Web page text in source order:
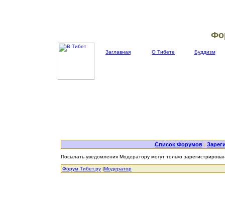
Заглавная О Тибете Буддизм
Список Форумов |
Посылать уведомления Модератору могут только
Форум Тибет.ру |Модератор